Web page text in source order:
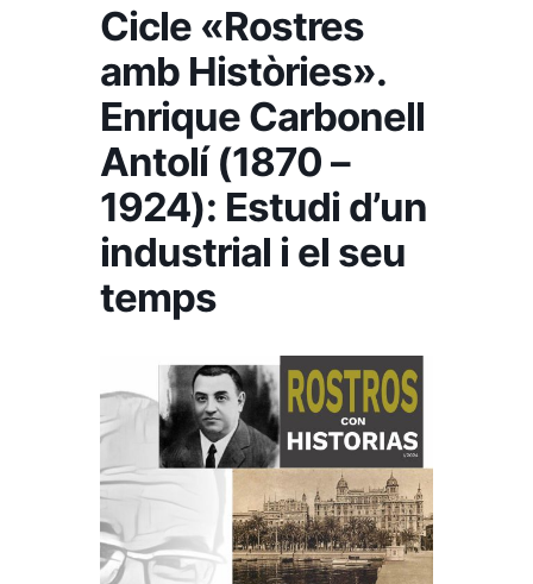
Cicle «Rostres
amb Històries».
Enrique Carbonell
Antolí (1870 –
1924): Estudi d’un
industrial i el seu
temps